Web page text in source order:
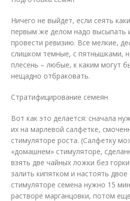
Ничего не выйдет, если сеять
первым же делом надо высыпать
провести ревизию. Все мелкие,
слишком темные, с пятнышками,
плесень – любые, к каким могут
нещадно отбраковать.
Стратифицирование семеян
Вот как это делается: сначала
их на марлевой салфетке,
стимуляторе роста. (Салфетку
«домашнем» стимуляторе,
взять две чайных ложки без
залить кипятком и настоять двое
стимуляторе семена нужно 15
растворе марганцовки, потом